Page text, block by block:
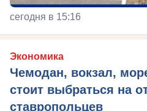
сегодня в 15:16
Экономика
Чемодан, вокзал,
стоит выбраться на
ставропольцев